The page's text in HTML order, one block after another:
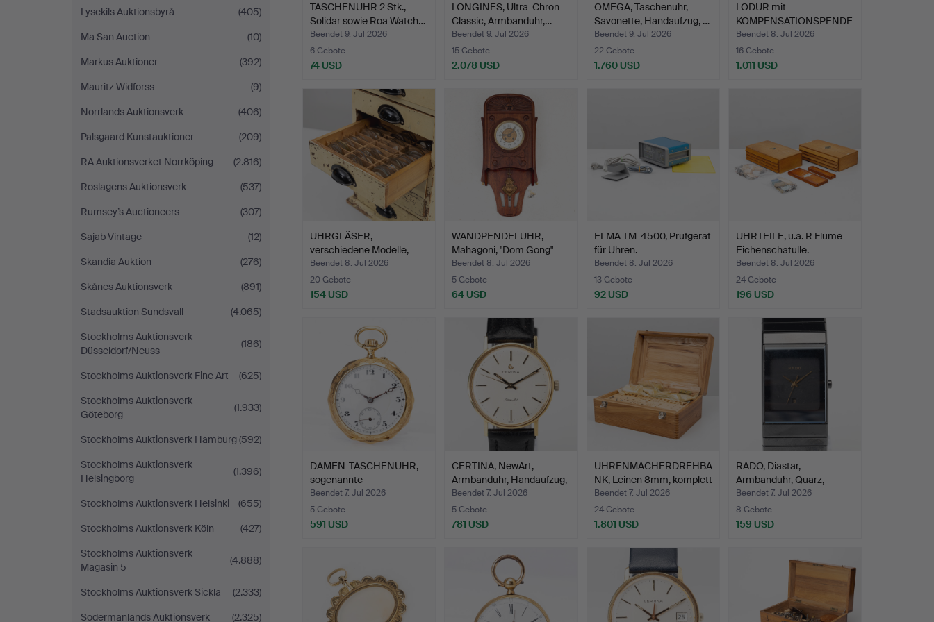
Lysekils Auktionsbyrå
(405)
Ma San Auction
(10)
Markus Auktioner
(392)
Mauritz Widforss
(9)
Norrlands Auktionsverk
(406)
Palsgaard Kunstauktioner
(209)
RA Auktionsverket Norrköping
(2.816)
Roslagens Auktionsverk
(537)
Rumsey’s Auctioneers
(307)
Sajab Vintage
(12)
Skandia Auktion
(276)
Skånes Auktionsverk
(891)
Stadsauktion Sundsvall
(4.065)
Stockholms Auktionsverk
Düsseldorf/Neuss
(186)
Stockholms Auktionsverk Fine Art
(625)
Stockholms Auktionsverk
Göteborg
(1.933)
Stockholms Auktionsverk Hamburg(592)
Stockholms Auktionsverk
Helsingborg
(1.396)
Stockholms Auktionsverk Helsinki
(655)
Stockholms Auktionsverk Köln
(427)
Stockholms Auktionsverk
Magasin 5
(4.888)
Stockholms Auktionsverk Sickla
(2.333)
Södermanlands Auktionsverk
(2.325)
TASCHENUHR 2 Stk.,
Solidar sowie Roa Watch…
Beendet 9. Jul 2026
6 Gebote
74 USD
LONGINES, Ultra-Chron
Classic, Armbanduhr,…
Beendet 9. Jul 2026
15 Gebote
2.078 USD
OMEGA, Taschenuhr,
Savonette, Handaufzug, …
Beendet 9. Jul 2026
22 Gebote
1.760 USD
LODUR mit
KOMPENSATIONSPENDE
L, Mahagoni, u…
Beendet 8. Jul 2026
16 Gebote
1.011 USD
UHRGLÄSER,
verschiedene Modelle,
inklusive…
Beendet 8. Jul 2026
20 Gebote
154 USD
WANDPENDELUHR,
Mahagoni, "Dom Gong"
Jugend…
Beendet 8. Jul 2026
5 Gebote
64 USD
ELMA TM-4500, Prüfgerät
für Uhren.
Beendet 8. Jul 2026
13 Gebote
92 USD
UHRTEILE, u.a. R Flume
Eichenschatulle.
Beendet 8. Jul 2026
24 Gebote
196 USD
DAMEN-TASCHENUHR,
sogenannte
"Großmutteruh…
Beendet 7. Jul 2026
5 Gebote
591 USD
CERTINA, NewArt,
Armbanduhr, Handaufzug,
G…
Beendet 7. Jul 2026
5 Gebote
781 USD
UHRENMACHERDREHBA
NK, Leinen 8mm, komplett
…
Beendet 7. Jul 2026
24 Gebote
1.801 USD
RADO, Diastar,
Armbanduhr, Quarz,
Keramik,…
Beendet 7. Jul 2026
8 Gebote
159 USD